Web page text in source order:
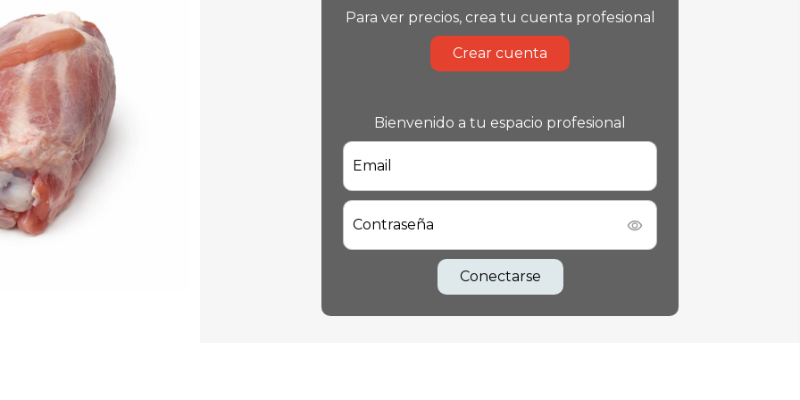
Para ver precios, crea tu cuenta profesional
Crear cuenta
Bienvenido a tu espacio profesional
Email
Contraseña
Conectarse